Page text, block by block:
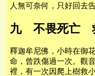
人無可奈何，只好回去
九 不畏死亡
釋迦牟尼佛，小時在御
命，曾跌傷過一次。觀
裡，有一次因爬上樹救